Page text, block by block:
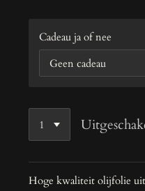
Cadeau ja of nee
Hoge kwaliteit olijfolie uit